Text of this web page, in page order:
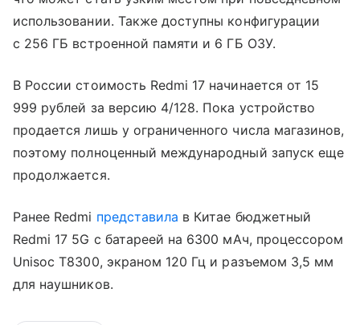
использовании. Также доступны конфигурации
с 256 ГБ встроенной памяти и 6 ГБ ОЗУ.
В России стоимость Redmi 17 начинается от 15
999 рублей за версию 4/128. Пока устройство
продается лишь у ограниченного числа магазинов,
поэтому полноценный международный запуск еще
продолжается.
Ранее Redmi представила в Китае бюджетный
Redmi 17 5G с батареей на 6300 мАч, процессором
Unisoc T8300, экраном 120 Гц и разъемом 3,5 мм
для наушников.